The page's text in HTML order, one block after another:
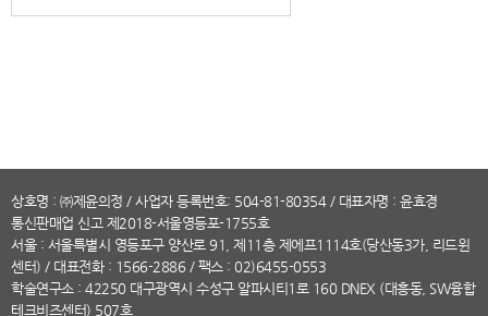
상호명 : ㈜제윤의정 / 사업자 등록번호: 504-81-80354 / 대표자명 : 윤효경
통신판매업 신고 제2018-서울영등포-1755호
서울 : 서울특별시 영등포구 양산로 91, 제11층 제에프1114호(당산동3가, 리드윈
센터) / 대표전화: 1566-2886 / 팩스 : 02)6455-0553
학술연구소 : 42250 대구광역시 수성구 알파시티1로 160 DNEX (대흥동, SW융합
테크비즈센터) 507호